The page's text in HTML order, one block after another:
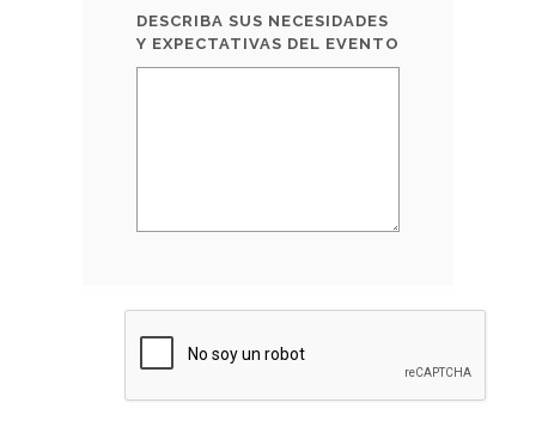
DESCRIBA SUS NECESIDADES
Y EXPECTATIVAS DEL EVENTO